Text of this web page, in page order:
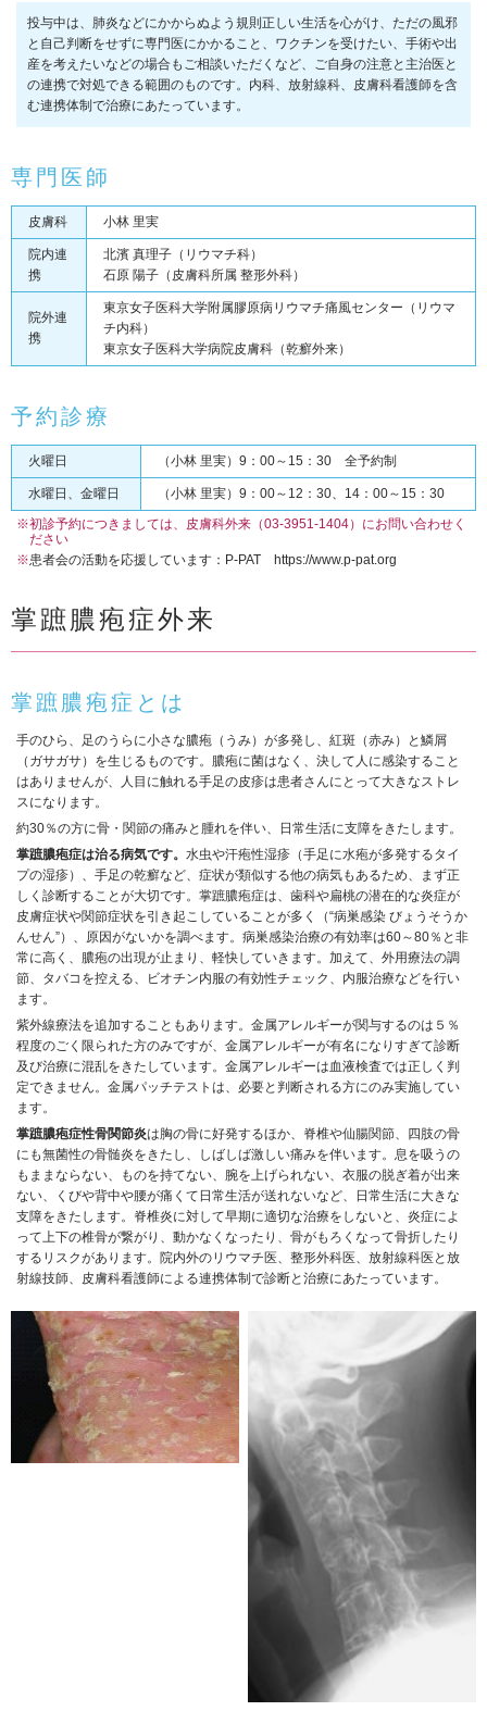
投与中は、肺炎などにかからぬよう規則正しい生活を心がけ、ただの風邪
と自己判断をせずに専門医にかかること、ワクチンを受けたい、手術や出
産を考えたいなどの場合もご相談いただくなど、ご自身の注意と主治医と
の連携で対処できる範囲のものです。内科、放射線科、皮膚科看護師を含
む連携体制で治療にあたっています。
専門医師
皮膚科 小林 里実
院内連
携
北濱 真理子（リウマチ科）
石原 陽子（皮膚科所属 整形外科）
院外連
携
東京女子医科大学附属膠原病リウマチ痛風センター（リウマ
チ内科）
東京女子医科大学病院皮膚科（乾癬外来）
予約診療
火曜日 （小林 里実）9：00～15：30 全予約制
水曜日、金曜日
（小林 里実）9：00～12：30、14：00～15：30
※初診予約につきましては、皮膚科外来（03-3951-1404）にお問い合わせく
ださい
※患者会の活動を応援しています：P-PAT https://www.p-pat.org
掌蹠膿疱症外来
掌蹠膿疱症とは
手のひら、足のうらに小さな膿疱（うみ）が多発し、紅斑（赤み）と鱗屑
（ガサガサ）を生じるものです。膿疱に菌はなく、決して人に感染すること
はありませんが、人目に触れる手足の皮疹は患者さんにとって大きなストレ
スになります。
約30％の方に骨・関節の痛みと腫れを伴い、日常生活に支障をきたします。
掌蹠膿疱症は治る病気です。 水虫や汗疱性湿疹（手足に水疱が多発するタイ
プの湿疹）、手足の乾癬など、症状が類似する他の病気もあるため、まず正
しく診断することが大切です。掌蹠膿疱症は、歯科や扁桃の潜在的な炎症が
皮膚症状や関節症状を引き起こしていることが多く（“病巣感染 びょうそうか
んせん”）、原因がないかを調べます。病巣感染治療の有効率は60～80％と非
常に高く、膿疱の出現が止まり、軽快していきます。加えて、外用療法の調
節、タバコを控える、ビオチン内服の有効性チェック、内服治療などを行い
ます。
紫外線療法を追加することもあります。金属アレルギーが関与するのは５％
程度のごく限られた方のみですが、金属アレルギーが有名になりすぎて診断
及び治療に混乱をきたしています。金属アレルギーは血液検査では正しく判
定できません。金属パッチテストは、必要と判断される方にのみ実施してい
ます。
掌蹠膿疱症性骨関節炎は胸の骨に好発するほか、脊椎や仙腸関節、四肢の骨
にも無菌性の骨髄炎をきたし、しばしば激しい痛みを伴います。息を吸うの
もままならない、ものを持てない、腕を上げられない、衣服の脱ぎ着が出来
ない、くびや背中や腰が痛くて日常生活が送れないなど、日常生活に大きな
支障をきたします。脊椎炎に対して早期に適切な治療をしないと、炎症によ
って上下の椎骨が繋がり、動かなくなったり、骨がもろくなって骨折したり
するリスクがあります。院内外のリウマチ医、整形外科医、放射線科医と放
射線技師、皮膚科看護師による連携体制で診断と治療にあたっています。